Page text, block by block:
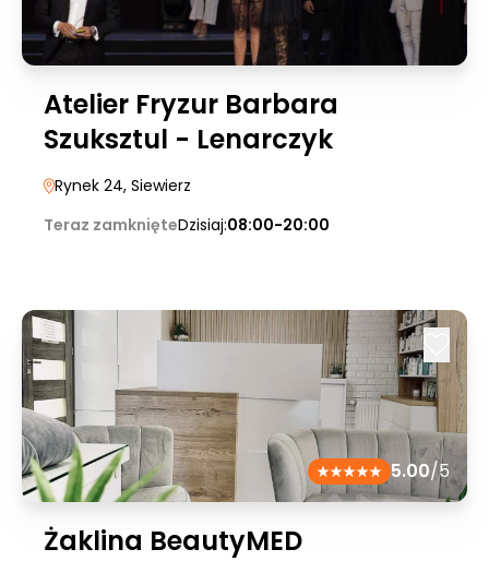
Atelier Fryzur Barbara
Szuksztul - Lenarczyk
Rynek 24, Siewierz
Teraz zamknięteDzisiaj:08:00-20:00
5.00/5
Żaklina BeautyMED